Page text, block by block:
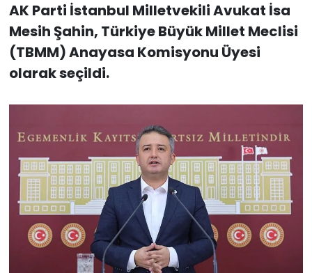
AK Parti İstanbul Milletvekili Avukat İsa
Mesih Şahin, Türkiye Büyük Millet Meclisi
(TBMM) Anayasa Komisyonu Üyesi
olarak seçildi.